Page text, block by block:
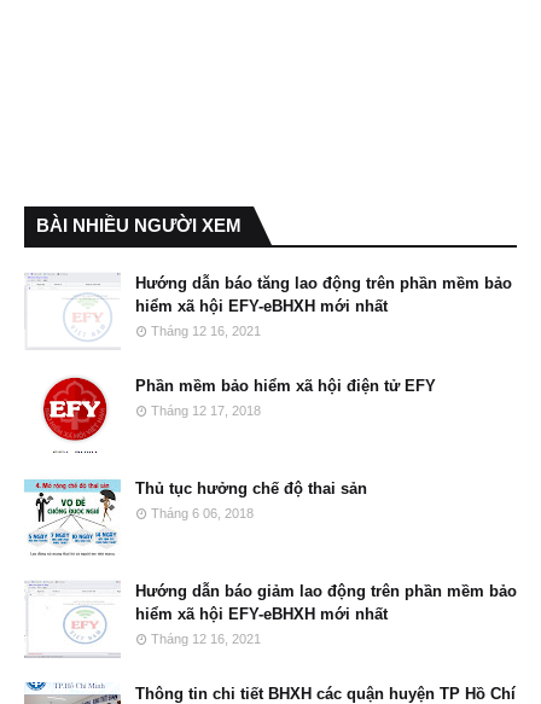
BÀI NHIỀU NGƯỜI XEM
Hướng dẫn báo tăng lao động trên phần mềm bảo
hiểm xã hội EFY-eBHXH mới nhất
Tháng 12 16, 2021
Phần mềm bảo hiểm xã hội điện tử EFY
Tháng 12 17, 2018
Thủ tục hưởng chế độ thai sản
Tháng 6 06, 2018
Hướng dẫn báo giảm lao động trên phần mềm bảo
hiểm xã hội EFY-eBHXH mới nhất
Tháng 12 16, 2021
Thông tin chi tiết BHXH các quận huyện TP Hồ Chí